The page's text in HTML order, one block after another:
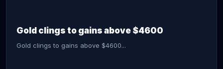
Gold clings to gains above $4600
Gold clings to gains above $4600...